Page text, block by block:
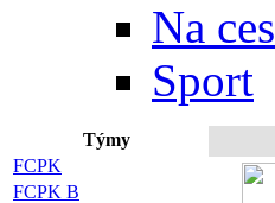
Na
Sport
Týmy
FCPK
FCPK B